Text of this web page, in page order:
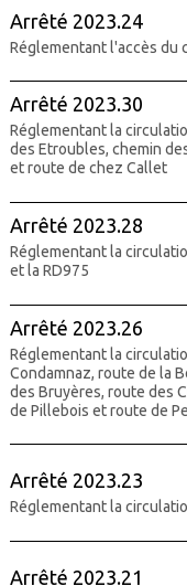
Arrêté 2023.24
Réglementant l'accès du
Arrêté 2023.30
Réglementant la
des Etroubles, chemin
et route de chez Callet
Arrêté 2023.28
Réglementant la
et la RD975
Arrêté 2023.26
Réglementant la
Condamnaz, route de la
des Bruyères, route des
de Pillebois et route de
Arrêté 2023.23
Réglementant la
Arrêté 2023.21